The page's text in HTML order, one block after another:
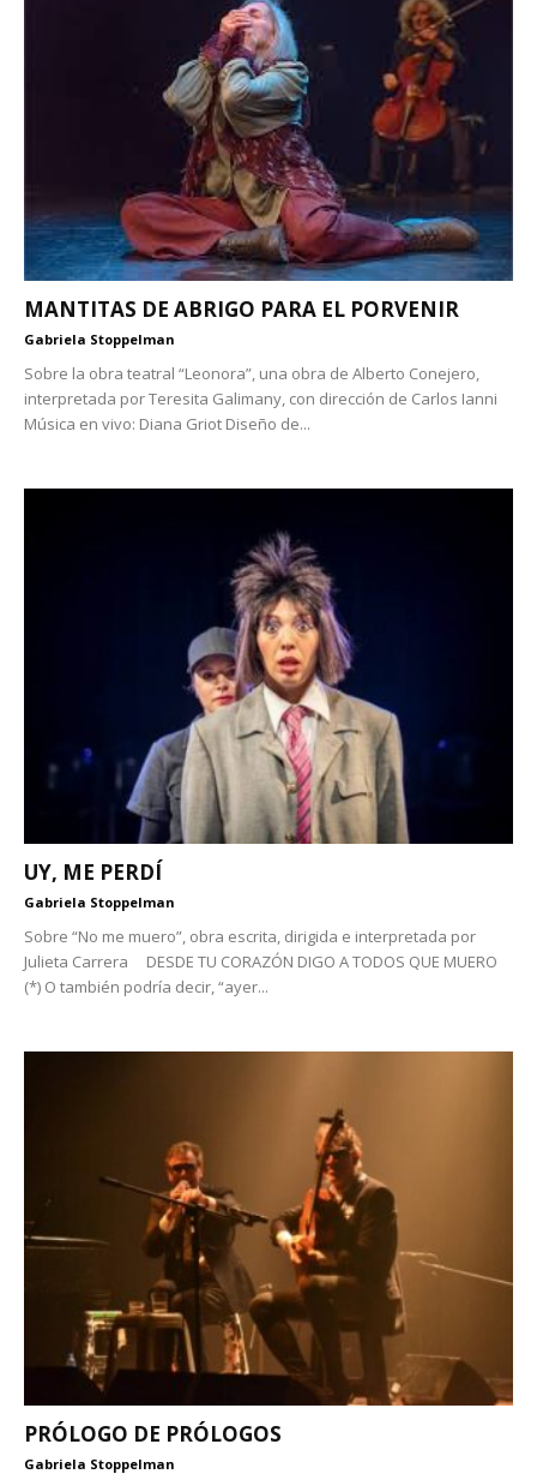
MANTITAS DE ABRIGO PARA EL PORVENIR
Gabriela Stoppelman
Sobre la obra teatral “Leonora”, una obra de Alberto Conejero,
interpretada por Teresita Galimany, con dirección de Carlos Ianni
Música en vivo: Diana Griot Diseño de...
UY, ME PERDÍ
Gabriela Stoppelman
Sobre “No me muero”, obra escrita, dirigida e interpretada por
Julieta Carrera DESDE TU CORAZÓN DIGO A TODOS QUE MUERO
(*) O también podría decir, “ayer...
PRÓLOGO DE PRÓLOGOS
Gabriela Stoppelman